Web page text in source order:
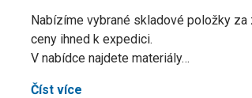
Nabízíme vybrané skladové položky za
ceny ihned k expedici.
V nabídce najdete materiály…
Číst více